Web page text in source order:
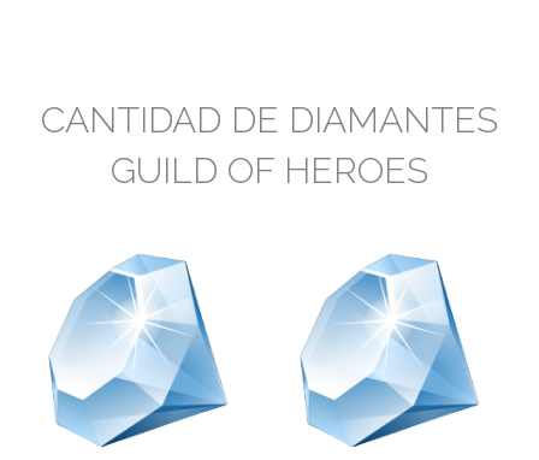
CANTIDAD DE DIAMANTES
GUILD OF HEROES